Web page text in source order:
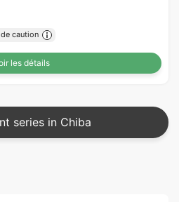
de caution
les détails
series in Chiba